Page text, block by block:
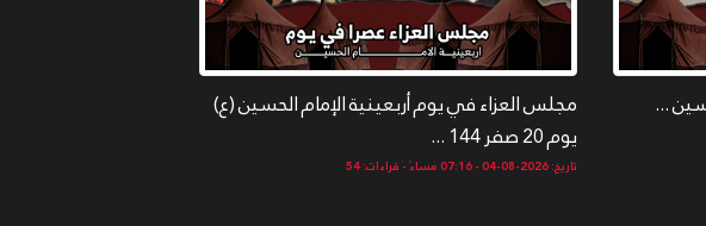
...
مجلس العزاء في يوم أربعينية الإمام الحسين (ع)
يوم 20 صفر 144 ...
تاريخ: 2026-08-04 - 07:16 مساءً - قراءات: 54